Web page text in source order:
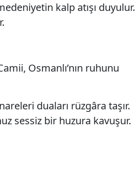
kalp atışı duyulur.
Osmanlı’nın ruhunu
duaları rüzgâra taşır.
sessiz bir huzura kavuşur.